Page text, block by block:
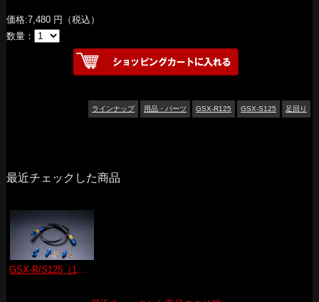
価格:7,480 円（税込）
数量：
ラインナップ 用品・パーツ GSX-R125 GSX-S125 足回り
最近チェックした商品
GSX-R/S125（18-25） リアブレーキホースセット